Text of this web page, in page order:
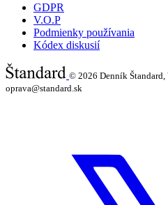
GDPR
V.O.P
Podmienky používania
Kódex diskusií
© 2026 Denník Štandard,
oprava@standard.sk